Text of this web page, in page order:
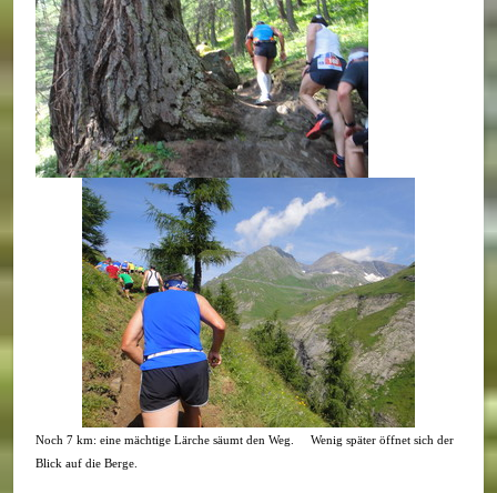
Noch 7 km: eine mächtige Lärche säumt den Weg. Wenig später öffnet sich der
Blick auf die Berge.